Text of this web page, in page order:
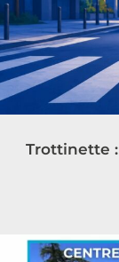
Trottinette